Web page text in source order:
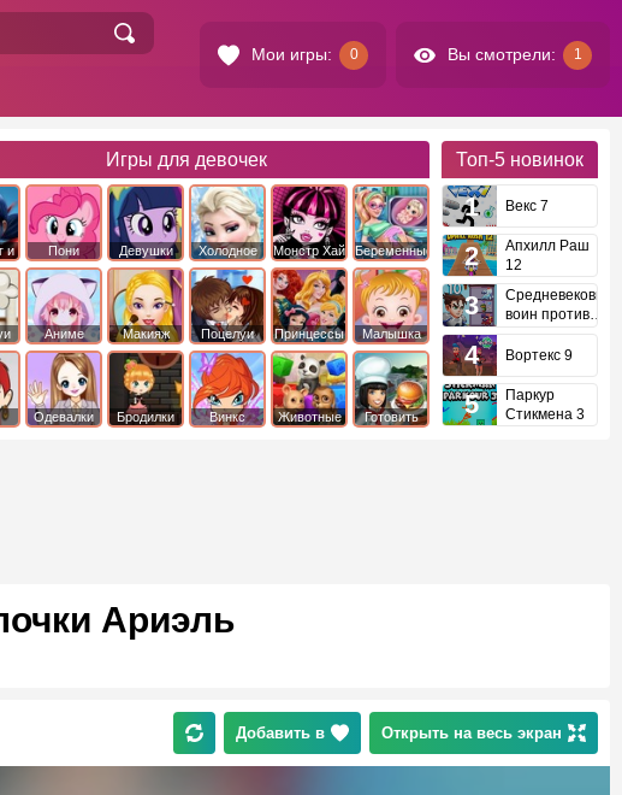
Мои игры: 0 Вы смотрели: 1
Игры для девочек
и
Пони
Дружба это
Девушки
Эквестрии
Холодное
Сердце
Монстр Хай Беременные
Аниме Макияж Поцелуи
Принцессы
Диснея
Малышка
Хейзел
Одевалки Бродилки Винкс Животные
Готовить
Топ-5 новинок
Векс 7
Апхилл Раш
12
Средневековый
воин против
Вортекс 9
Паркур
Стикмена 3
Ариэль
Добавить в Открыть на весь экран